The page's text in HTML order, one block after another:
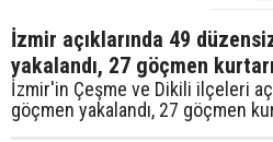
İzmir açıklarında 49
yakalandı, 27 göçmen
İzmir'in Çeşme ve Dikili ilçeleri
göçmen yakalandı, 27 göçmen